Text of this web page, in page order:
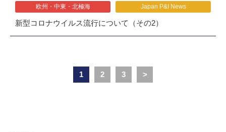
欧州・中東・北極海 Japan P&I News
新型コロナウイルス流行について（その2）
1 2 3 >